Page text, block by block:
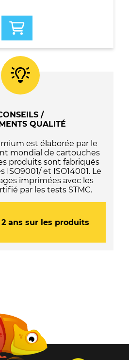
/
QUALITÉ
est élaborée par le
mondial de cartouches
produits sont fabriqués
ISO9001/ et ISO14001. Le
imprimées avec les
par les tests STMC.
ans sur les produits